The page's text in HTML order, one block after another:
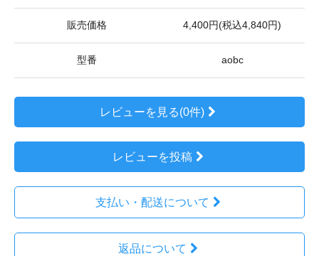
販売価格 4,400円(税込4,840円)
型番 aobc
レビューを見る(0件)
レビューを投稿
支払い・配送について
返品について